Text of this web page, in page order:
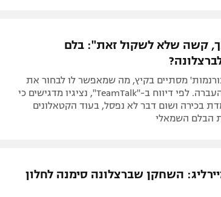
קשה שלא לשקול זאת": בלם
מסתיים בקיץ, מה שמאפשר לו לבחור את
היעד הבא שלו ללא דמי העברה. לפי דיווח ב-"TeamTalk", נציגיו מדגישים כי
בכירה ושום דבר לא נפסל, בעוד הקטאלונים
הבלם השמאלי
השחקן שברצלונה סימנה לחלון